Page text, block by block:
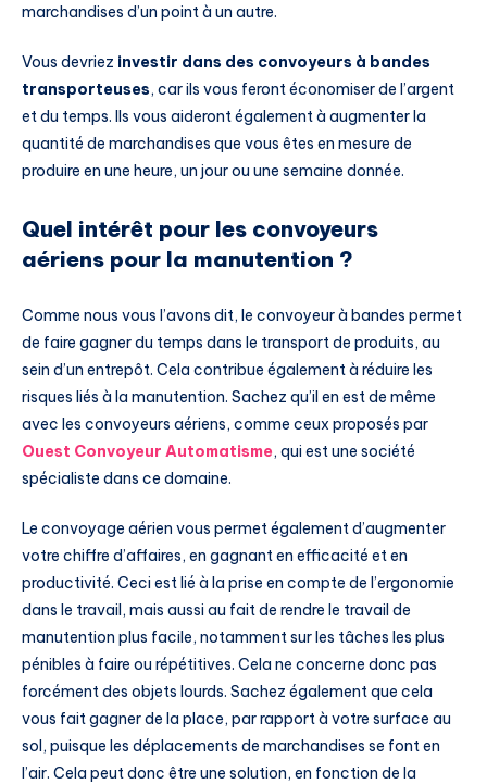
marchandises d’un point à un autre.
Vous devriez investir dans des convoyeurs à bandes
transporteuses, car ils vous feront économiser de l’argent
et du temps. Ils vous aideront également à augmenter la
quantité de marchandises que vous êtes en mesure de
produire en une heure, un jour ou une semaine donnée.
Quel intérêt pour les convoyeurs
aériens pour la manutention ?
Comme nous vous l’avons dit, le convoyeur à bandes permet
de faire gagner du temps dans le transport de produits, au
sein d’un entrepôt. Cela contribue également à réduire les
risques liés à la manutention. Sachez qu’il en est de même
avec les convoyeurs aériens, comme ceux proposés par
Ouest Convoyeur Automatisme, qui est une société
spécialiste dans ce domaine.
Le convoyage aérien vous permet également d’augmenter
votre chiffre d’affaires, en gagnant en efficacité et en
productivité. Ceci est lié à la prise en compte de l’ergonomie
dans le travail, mais aussi au fait de rendre le travail de
manutention plus facile, notamment sur les tâches les plus
pénibles à faire ou répétitives. Cela ne concerne donc pas
forcément des objets lourds. Sachez également que cela
vous fait gagner de la place, par rapport à votre surface au
sol, puisque les déplacements de marchandises se font en
l’air. Cela peut donc être une solution, en fonction de la